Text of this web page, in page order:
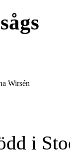
Wirsén
i